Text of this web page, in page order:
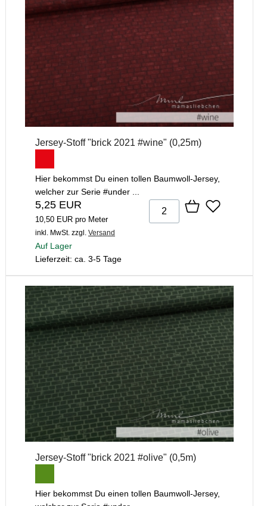
Jersey-Stoff "brick 2021 #wine" (0,25m)
Hier bekommst Du einen tollen Baumwoll-Jersey,
welcher zur Serie #under ...
5,25 EUR
10,50 EUR pro Meter
inkl. MwSt. zzgl. Versand
Auf Lager
Lieferzeit: ca. 3-5 Tage
Jersey-Stoff "brick 2021 #olive" (0,5m)
Hier bekommst Du einen tollen Baumwoll-Jersey,